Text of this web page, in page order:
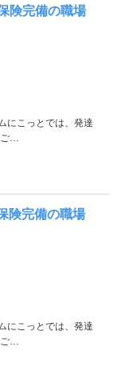
険完備の職場
にこっとでは、発達
…
険完備の職場
にこっとでは、発達
…